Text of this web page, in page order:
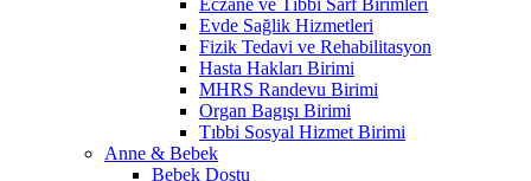
Evde Sağlik Hizmetleri
Fizik Tedavi ve Rehabilitasyon
Hasta Hakları Birimi
MHRS Randevu Birimi
Organ Bagışı Birimi
Tıbbi Sosyal Hizmet Birimi
Anne & Bebek
Bebek Dostu